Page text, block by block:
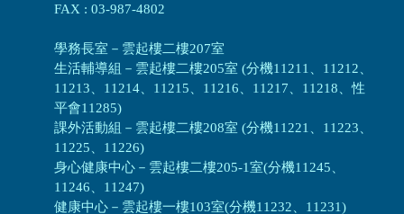
FAX : 03-987-4802
學務長室－雲起樓二樓207室
生活輔導組 － 雲起樓二樓205室 (分機11211、11212、
11213、11214、11215、11216、11217、11218、性
平會11285)
課外活動組 － 雲起樓二樓208室 (分機11221、11223、
11225、11226)
身心健康中心 － 雲起樓二樓205-1室(分機11245、
11246、11247)
健康中心－ 雲起樓一樓103室(分機11232、11231)